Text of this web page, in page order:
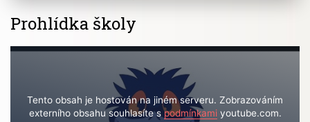
Prohlídka školy
Tento obsah je hostován na jiném serveru. Zobrazováním
externího obsahu souhlasíte spodmínkamiyoutube.com.